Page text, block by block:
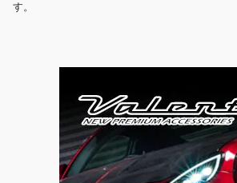
す。